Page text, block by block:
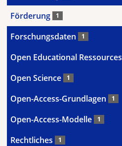
Förderung 1
Forschungsdaten 1
Open Educational Ressources
Open Science 1
Open-Access-Grundlagen 1
Open-Access-Modelle 1
Rechtliches 1